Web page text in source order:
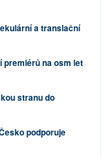
a translační
premiérů na osm let
stranu do
podporuje